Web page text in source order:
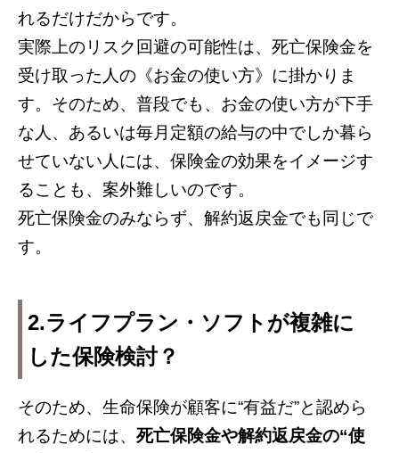
れるだけだからです。
実際上のリスク回避の可能性は、死亡保険金を
受け取った人の《お金の使い方》に掛かりま
す。そのため、普段でも、お金の使い方が下手
な人、あるいは毎月定額の給与の中でしか暮ら
せていない人には、保険金の効果をイメージす
ることも、案外難しいのです。
死亡保険金のみならず、解約返戻金でも同じで
す。
2.ライフプラン・ソフトが複雑に
した保険検討？
そのため、生命保険が顧客に“有益だ”と認めら
れるためには、 死亡保険金や解約返戻金の“使